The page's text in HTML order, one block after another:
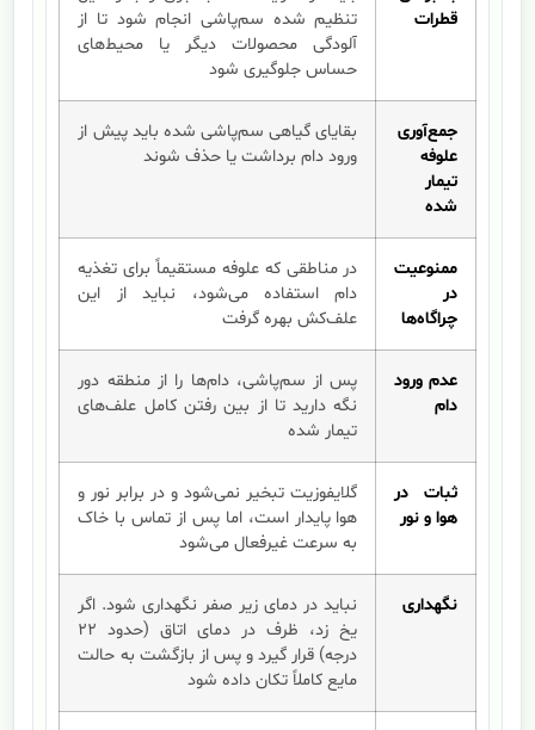
قطرات
تنظیم شده سم‌پاشی انجام شود تا از
آلودگی محصولات دیگر یا محیط‌های
حساس جلوگیری شود
جمع‌آوری
علوفه
تیمار
شده
بقایای گیاهی سم‌پاشی شده باید پیش از
ورود دام برداشت یا حذف شوند
ممنوعیت
در
چراگاه‌ها
در مناطقی که علوفه مستقیماً برای تغذیه
دام استفاده می‌شود، نباید از این
علف‌کش بهره گرفت
عدم ورود
دام
پس از سم‌پاشی، دام‌ها را از منطقه دور
نگه دارید تا از بین رفتن کامل علف‌های
تیمار شده
ثبات در
هوا و نور
گلایفوزیت تبخیر نمی‌شود و در برابر نور و
هوا پایدار است، اما پس از تماس با خاک
به سرعت غیرفعال می‌شود
نگهداری
نباید در دمای زیر صفر نگهداری شود. اگر
یخ زد، ظرف در دمای اتاق (حدود ۲۲
درجه) قرار گیرد و پس از بازگشت به حالت
مایع کاملاً تکان داده شود